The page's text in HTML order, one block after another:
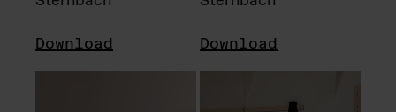
Download Download